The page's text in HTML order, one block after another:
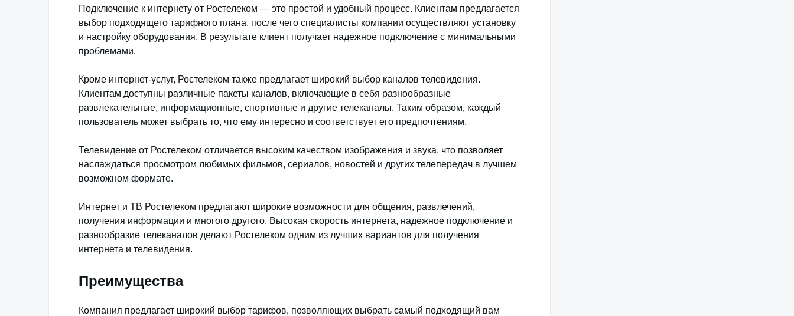
Подключение к интернету от Ростелеком — это простой и удобный процесс. Клиентам предлагается
выбор подходящего тарифного плана, после чего специалисты компании осуществляют установку
и настройку оборудования. В результате клиент получает надежное подключение с минимальными
проблемами.
Кроме интернет-услуг, Ростелеком также предлагает широкий выбор каналов телевидения.
Клиентам доступны различные пакеты каналов, включающие в себя разнообразные
развлекательные, информационные, спортивные и другие телеканалы. Таким образом, каждый
пользователь может выбрать то, что ему интересно и соответствует его предпочтениям.
Телевидение от Ростелеком отличается высоким качеством изображения и звука, что позволяет
наслаждаться просмотром любимых фильмов, сериалов, новостей и других телепередач в лучшем
возможном формате.
Интернет и ТВ Ростелеком предлагают широкие возможности для общения, развлечений,
получения информации и многого другого. Высокая скорость интернета, надежное подключение и
разнообразие телеканалов делают Ростелеком одним из лучших вариантов для получения
интернета и телевидения.
Преимущества
Компания предлагает широкий выбор тарифов, позволяющих выбрать самый подходящий вам